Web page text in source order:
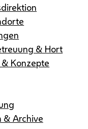
& Hort
Konzepte
& Archive